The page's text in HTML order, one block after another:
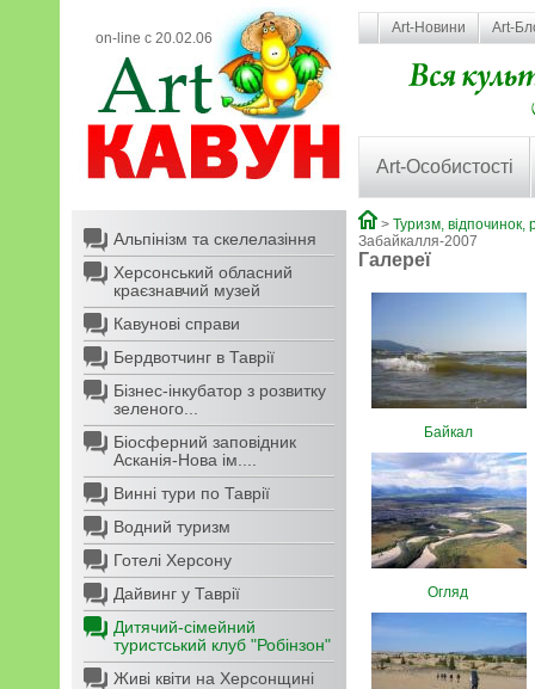
on-line с 20.02.06
Art-Новини Art-
Art-Особистості
Альпінізм та скелелазіння
Херсонський обласний
краєзнавчий музей
Кавунові справи
Бердвотчинг в Таврії
Бізнес-інкубатор з розвитку
зеленого...
Біосферний заповідник
Асканія-Нова ім....
Винні тури по Таврії
Водний туризм
Готелі Херсону
Дайвинг у Таврії
Дитячий-сімейний
туристський клуб "Робінзон"
Живі квіти на Херсонщині
> Туризм, відпочинок,
Забайкалля-2007
Галереї
Байкал
Огляд